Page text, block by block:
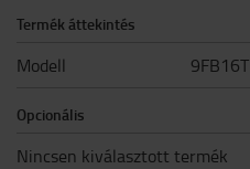
Termék áttekintés
Modell 9FB16T
Opcionális
Nincsen kiválasztott termék